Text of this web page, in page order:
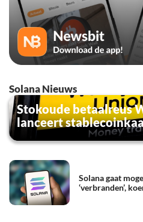
Solana Nieuws
Stokoude betaalreus
lanceert
Solana gaat
‘verbranden’,